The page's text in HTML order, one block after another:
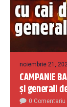
noiembrie 21,
CAMPANIE
și generali
0 Comentariu